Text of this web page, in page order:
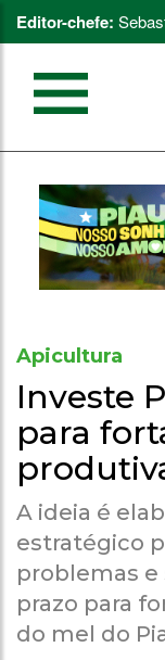
Editor-chefe:
Apicultura
Investe
para
A ideia é
estratégico
problemas
prazo para
do mel do